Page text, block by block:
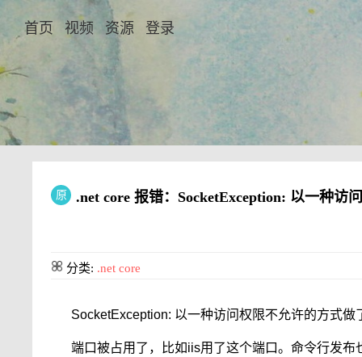
首页 视频 资源 登录
原 .net core 报错：SocketException: 以一种访
分类: .net core
SocketException: 以一种访问权限不允许的方式做
端口被占用了，比如iis用了这个端口。命令行发布